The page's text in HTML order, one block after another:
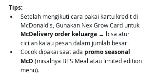
Tips:
Setelah mengikuti cara pakai kartu kredit di
McDonald's, Gunakan Nex Grow Card untuk
McDelivery order keluarga → bisa atur
cicilan kalau pesan dalam jumlah besar.
Cocok dipakai saat ada promo seasonal
McD (misalnya BTS Meal atau limited edition
menu).